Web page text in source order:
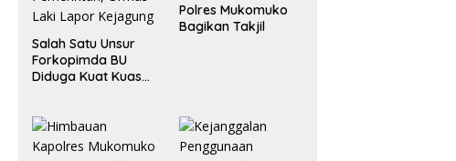
Salah Satu Unsur
Forkopimda BU
Diduga Kuat Kuasai
Laki Lapor
Kejagung
Polres Mukomuko
Bagikan Takjil